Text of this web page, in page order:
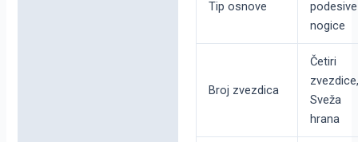
Tip osnove
podesive
nogice
Broj zvezdica
Četiri
zvezdice,
Sveža
hrana